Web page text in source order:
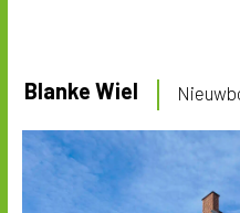
Blanke Wiel